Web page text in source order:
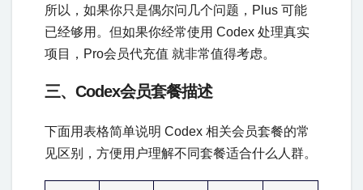
所以，如果你只是偶尔问几个问题，Plus 可能
已经够用。但如果你经常使用 Codex 处理真实
项目，Pro会员代充值 就非常值得考虑。
三、Codex会员套餐描述
下面用表格简单说明 Codex 相关会员套餐的常
见区别，方便用户理解不同套餐适合什么人群。